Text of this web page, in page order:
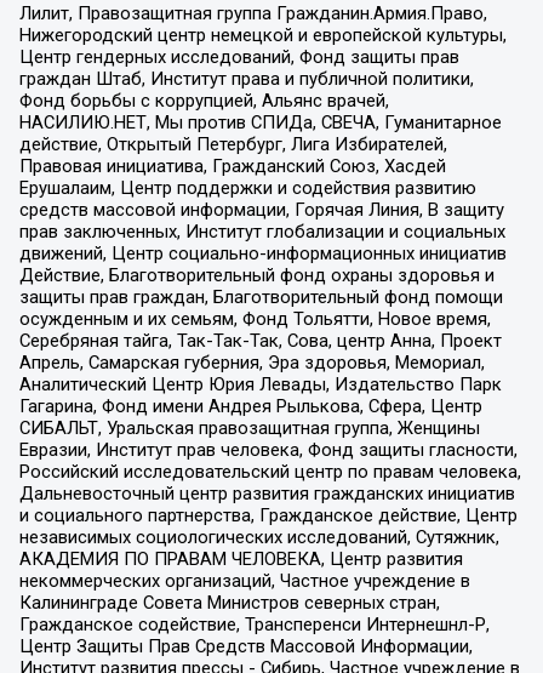
Лилит, Правозащитная группа Гражданин.Армия.Право,
Нижегородский центр немецкой и европейской культуры,
Центр гендерных исследований, Фонд защиты прав
граждан Штаб, Институт права и публичной политики,
Фонд борьбы с коррупцией, Альянс врачей,
НАСИЛИЮ.НЕТ, Мы против СПИДа, СВЕЧА, Гуманитарное
действие, Открытый Петербург, Лига Избирателей,
Правовая инициатива, Гражданский Союз, Хасдей
Ерушалаим, Центр поддержки и содействия развитию
средств массовой информации, Горячая Линия, В защиту
прав заключенных, Институт глобализации и социальных
движений, Центр социально-информационных инициатив
Действие, Благотворительный фонд охраны здоровья и
защиты прав граждан, Благотворительный фонд помощи
осужденным и их семьям, Фонд Тольятти, Новое время,
Серебряная тайга, Так-Так-Так, Сова, центр Анна, Проект
Апрель, Самарская губерния, Эра здоровья, Мемориал,
Аналитический Центр Юрия Левады, Издательство Парк
Гагарина, Фонд имени Андрея Рылькова, Сфера, Центр
СИБАЛЬТ, Уральская правозащитная группа, Женщины
Евразии, Институт прав человека, Фонд защиты гласности,
Российский исследовательский центр по правам человека,
Дальневосточный центр развития гражданских инициатив
и социального партнерства, Гражданское действие, Центр
независимых социологических исследований, Сутяжник,
АКАДЕМИЯ ПО ПРАВАМ ЧЕЛОВЕКА, Центр развития
некоммерческих организаций, Частное учреждение в
Калининграде Совета Министров северных стран,
Гражданское содействие, Трансперенси Интернешнл-Р,
Центр Защиты Прав Средств Массовой Информации,
Институт развития прессы - Сибирь, Частное учреждение в